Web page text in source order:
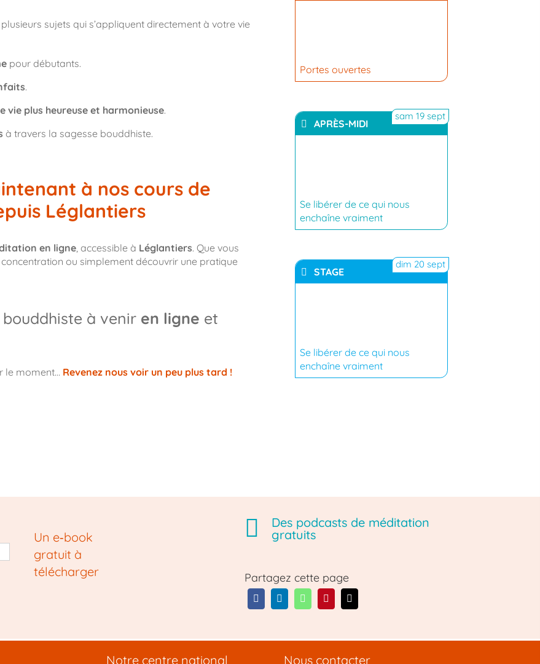
sujets qui s’appliquent directement à votre vie
pour débutants.
.
vie plus heureuse et harmonieuse.
à travers la sagesse bouddhiste.
à nos cours de
Léglantiers
en ligne, accessible à Léglantiers. Que vous
ou simplement découvrir une pratique
à venir en ligne et
le moment… Revenez nous voir un peu plus tard !
Portes ouvertes
APRÈS-MIDI
sam 19 sept
Se libérer de ce qui nous
enchaîne vraiment
STAGE
dim 20 sept
Se libérer de ce qui nous
enchaîne vraiment
Un e‑book
gratuit à
télécharger
Des podcasts de méditation
gratuits
Partagez cette page
Notre centre national Nous contacter